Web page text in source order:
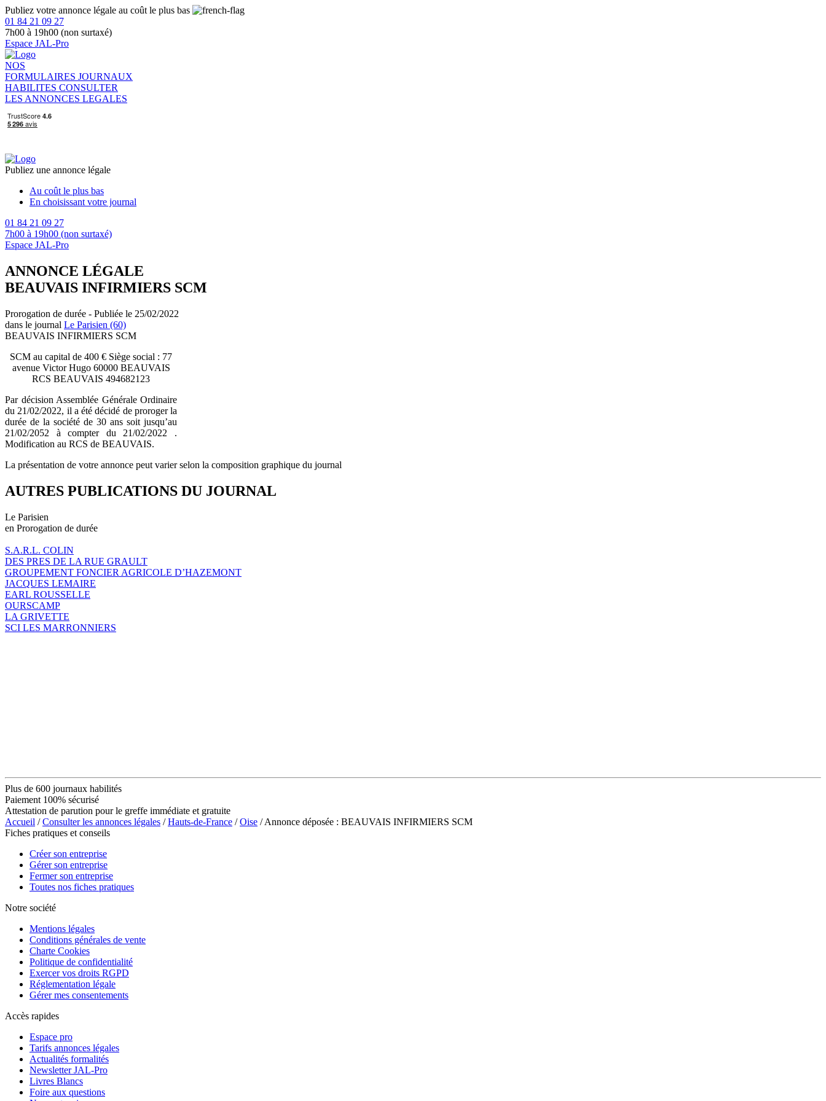
Publiez votre annonce légale au coût le plus bas
01 84 21 09 27
7h00 à 19h00 (non surtaxé)
Espace JAL-Pro
NOS
FORMULAIRES JOURNAUX
HABILITES CONSULTER
LES ANNONCES LEGALES
Publiez une annonce légale
Au coût le plus bas
En choisissant votre journal
01 84 21 09 27
7h00 à 19h00 (non surtaxé)
Espace JAL-Pro
ANNONCE LÉGALE
BEAUVAIS INFIRMIERS SCM
Prorogation de durée - Publiée le 25/02/2022
dans le journal Le Parisien (60)
BEAUVAIS INFIRMIERS SCM
SCM au capital de 400 € Siège social : 77
avenue Victor Hugo 60000 BEAUVAIS
RCS BEAUVAIS 494682123
Par décision Assemblée Générale Ordinaire
du 21/02/2022, il a été décidé de proroger la
durée de la société de 30 ans soit jusqu’au
21/02/2052 à compter du 21/02/2022 .
Modification au RCS de BEAUVAIS.
La présentation de votre annonce peut varier selon la composition graphique du journal
AUTRES PUBLICATIONS DU JOURNAL
Le Parisien
en Prorogation de durée
S.A.R.L. COLIN
DES PRES DE LA RUE GRAULT
GROUPEMENT FONCIER AGRICOLE D’HAZEMONT
JACQUES LEMAIRE
EARL ROUSSELLE
OURSCAMP
LA GRIVETTE
SCI LES MARRONNIERS
Plus de 600 journaux habilités
Paiement 100% sécurisé
Attestation de parution pour le greffe immédiate et gratuite
Accueil /Consulter les annonces légales /Hauts-de-France /Oise / Annonce déposée : BEAUVAIS INFIRMIERS SCM
Fiches pratiques et conseils
Créer son entreprise
Gérer son entreprise
Fermer son entreprise
Toutes nos fiches pratiques
Notre société
Mentions légales
Conditions générales de vente
Charte Cookies
Politique de confidentialité
Exercer vos droits RGPD
Réglementation légale
Gérer mes consentements
Accès rapides
Espace pro
Tarifs annonces légales
Actualités formalités
Newsletter JAL-Pro
Livres Blancs
Foire aux questions